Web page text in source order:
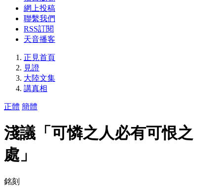
網上投稿
聯繫我們
RSS訂閱
天音播客
正見首頁
見證
大陸文集
講真相
正體 簡體
淺議「可憐之人必有可恨之
處」
銘刻